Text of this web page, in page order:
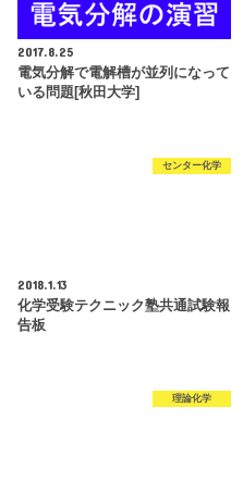
2017.8.25
電気分解で電解槽が並列になって
いる問題[秋田大学]
センター化学
2018.1.13
化学受験テクニック塾共通試験報
告板
理論化学